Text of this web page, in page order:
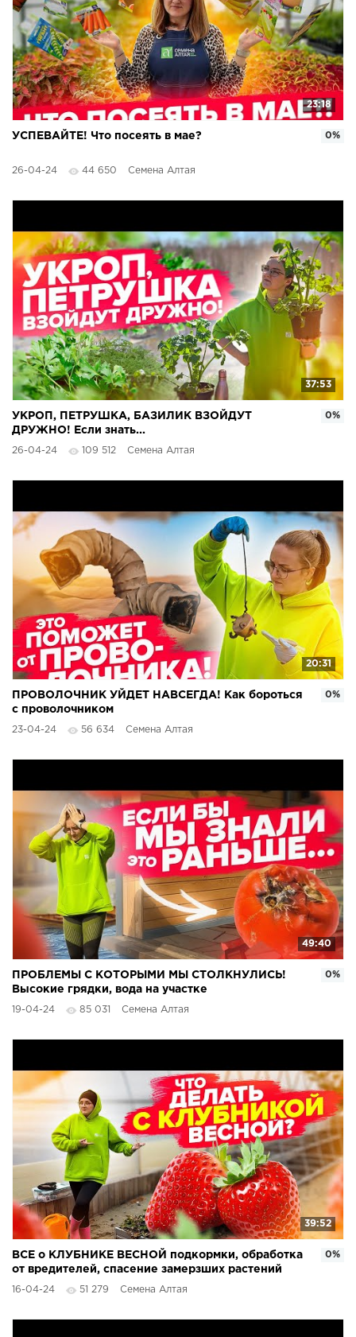
23:18
УСПЕВАЙТЕ! Что посеять в мае?
26-04-24 44 650 Семена Алтая
0%
37:53
УКРОП, ПЕТРУШКА, БАЗИЛИК ВЗОЙДУТ
ДРУЖНО! Если знать...
26-04-24 109 512 Семена Алтая
0%
20:31
ПРОВОЛОЧНИК УЙДЕТ НАВСЕГДА! Как бороться
с проволочником
23-04-24 56 634 Семена Алтая
0%
49:40
ПРОБЛЕМЫ С КОТОРЫМИ МЫ СТОЛКНУЛИСЬ!
Высокие грядки, вода на участке
19-04-24 85 031 Семена Алтая
0%
39:52
ВСЕ о КЛУБНИКЕ ВЕСНОЙ подкормки, обработка
от вредителей, спасение замерзших растений
16-04-24 51 279 Семена Алтая
0%